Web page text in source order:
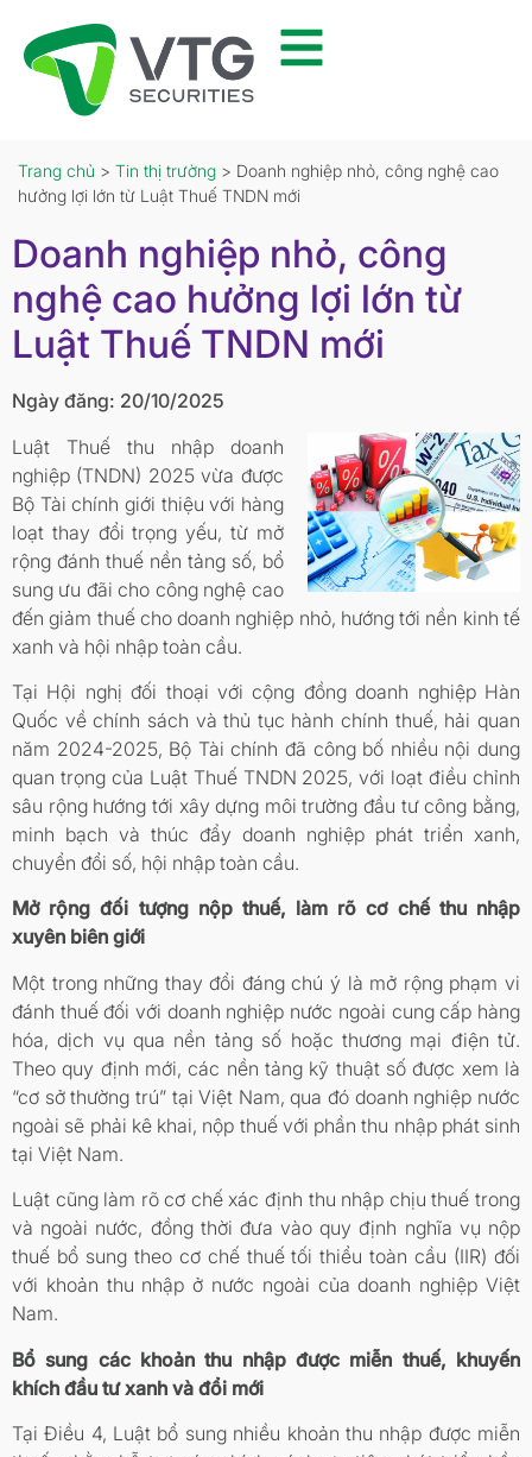
Trang chủ > Tin thị trường > Doanh nghiệp nhỏ, công nghệ cao
hưởng lợi lớn từ Luật Thuế TNDN mới
Doanh nghiệp nhỏ, công
nghệ cao hưởng lợi lớn từ
Luật Thuế TNDN mới
Ngày đăng: 20/10/2025
Luật Thuế thu nhập doanh
nghiệp (TNDN) 2025 vừa được
Bộ Tài chính giới thiệu với hàng
loạt thay đổi trọng yếu, từ mở
rộng đánh thuế nền tảng số, bổ
sung ưu đãi cho công nghệ cao
đến giảm thuế cho doanh nghiệp nhỏ, hướng tới nền kinh tế
xanh và hội nhập toàn cầu.
Tại Hội nghị đối thoại với cộng đồng doanh nghiệp Hàn
Quốc về chính sách và thủ tục hành chính thuế, hải quan
năm 2024-2025, Bộ Tài chính đã công bố nhiều nội dung
quan trọng của Luật Thuế TNDN 2025, với loạt điều chỉnh
sâu rộng hướng tới xây dựng môi trường đầu tư công bằng,
minh bạch và thúc đẩy doanh nghiệp phát triển xanh,
chuyển đổi số, hội nhập toàn cầu.
Mở rộng đối tượng nộp thuế, làm rõ cơ chế thu nhập
xuyên biên giới
Một trong những thay đổi đáng chú ý là mở rộng phạm vi
đánh thuế đối với doanh nghiệp nước ngoài cung cấp hàng
hóa, dịch vụ qua nền tảng số hoặc thương mại điện tử.
Theo quy định mới, các nền tảng kỹ thuật số được xem là
“cơ sở thường trú” tại Việt Nam, qua đó doanh nghiệp nước
ngoài sẽ phải kê khai, nộp thuế với phần thu nhập phát sinh
tại Việt Nam.
Luật cũng làm rõ cơ chế xác định thu nhập chịu thuế trong
và ngoài nước, đồng thời đưa vào quy định nghĩa vụ nộp
thuế bổ sung theo cơ chế thuế tối thiểu toàn cầu (IIR) đối
với khoản thu nhập ở nước ngoài của doanh nghiệp Việt
Nam.
Bổ sung các khoản thu nhập được miễn thuế, khuyến
khích đầu tư xanh và đổi mới
Tại Điều 4, Luật bổ sung nhiều khoản thu nhập được miễn